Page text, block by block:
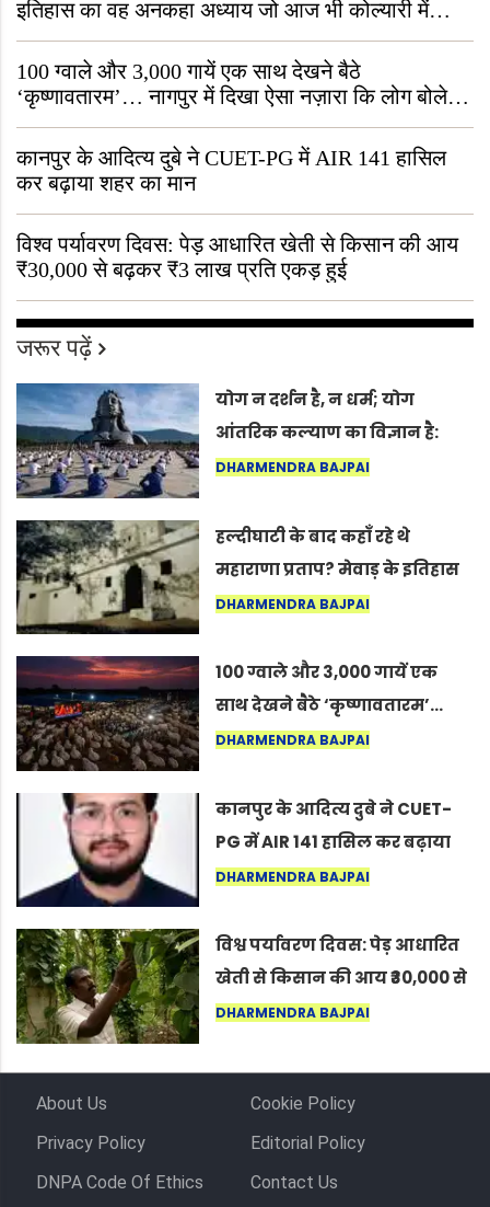
इतिहास का वह अनकहा अध्याय जो आज भी कोल्यारी में
जीवित है
100 ग्वाले और 3,000 गायें एक साथ देखने बैठे
‘कृष्णावतारम’… नागपुर में दिखा ऐसा नज़ारा कि लोग बोले,
“ऐसा तो सिर्फ़ कृष्ण ही कर सकते हैं”
कानपुर के आदित्य दुबे ने CUET-PG में AIR 141 हासिल
कर बढ़ाया शहर का मान
विश्व पर्यावरण दिवस: पेड़ आधारित खेती से किसान की आय
₹30,000 से बढ़कर ₹3 लाख प्रति एकड़ हुई
जरूर पढ़ें
योग न दर्शन है, न धर्म; योग
आंतरिक कल्याण का विज्ञान है:
अंतरराष्ट्रीय योग दिवस 2026 पर
DHARMENDRA BAJPAI
हल्दीघाटी के बाद कहाँ रहे थे
महाराणा प्रताप? मेवाड़ के इतिहास
का वह अनकहा अध्याय जो आज भी
DHARMENDRA BAJPAI
100 ग्वाले और 3,000 गायें एक
साथ देखने बैठे ‘कृष्णावतारम’…
नागपुर में दिखा ऐसा नज़ारा कि
कर सकते हैं”
DHARMENDRA BAJPAI
कानपुर के आदित्य दुबे ने CUET-
PG में AIR 141 हासिल कर बढ़ाया
शहर का मान
DHARMENDRA BAJPAI
विश्व पर्यावरण दिवस: पेड़ आधारित
खेती से किसान की आय ₹30,000 से
बढ़कर ₹3 लाख प्रति एकड़ हुई
DHARMENDRA BAJPAI
About Us
Cookie Policy
Privacy Policy
Editorial Policy
DNPA Code Of Ethics
Contact Us